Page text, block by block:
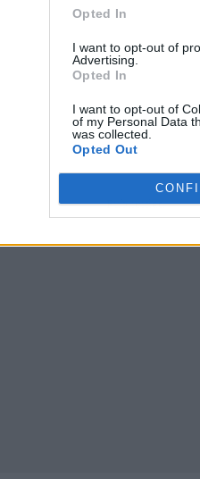
Opted In
I want to opt-out of
Advertising.
Opted In
I want to opt-out of
of my Personal Data
was collected.
Opted Out
Publicidad